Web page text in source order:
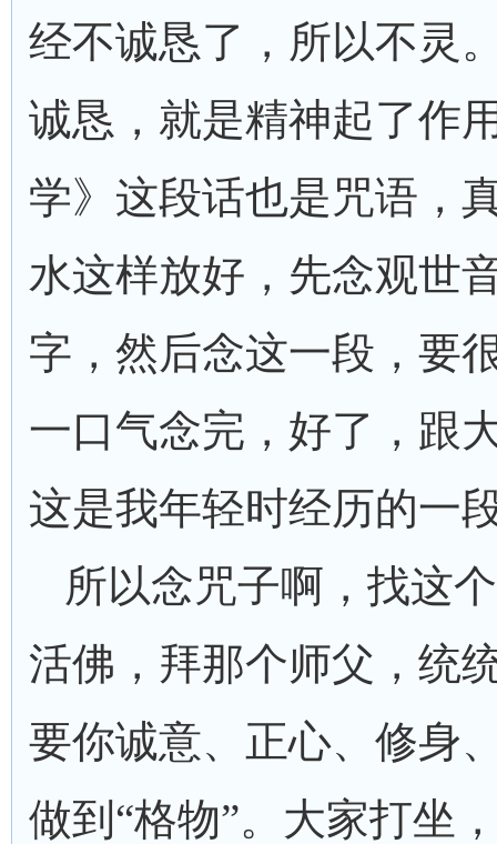
经不诚恳了，所以不灵
诚恳，就是精神起了作
学》这段话也是咒语，
水这样放好，先念观世
字，然后念这一段，要
一口气念完，好了，跟
这是我年轻时经历的一
所以念咒子啊，找这
活佛，拜那个师父，统
要你诚意、正心、修身
做到“格物”。大家打坐